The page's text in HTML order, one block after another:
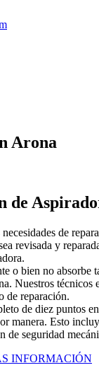
Arona
de
de
revisada y
o bien no absorbe
Nuestros técnicos
de reparación.
de diez puntos
manera. Esto
de seguridad
INFORMACIÓN